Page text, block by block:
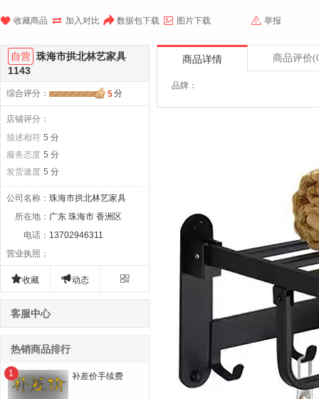
 收藏商品  加入对比  举报
 数据包下载  图片下载
商品详情 商品评价
品牌：
自营 珠海市拱北林艺家具
1143
综合评分 ： 5分
店铺评分：
描述相符 5 分
服务态度 5 分
发货速度 5 分
公司名称 ： 珠海市拱北林艺家具
所在地 ： 广东 珠海市 香洲区
电话 ： 13702946311
营业执照 ：
收藏 动态 
客服中心
热销商品排行
1 补差价手续费